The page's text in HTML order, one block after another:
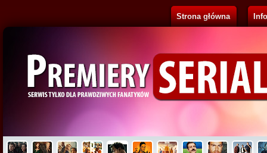
Strona główna
Pluribus
Brak opisu...